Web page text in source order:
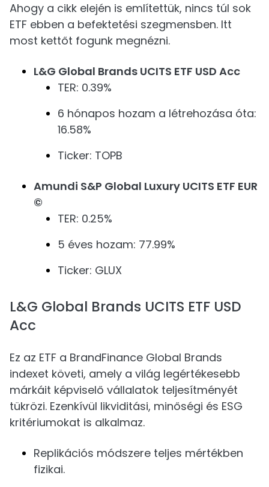
Ahogy a cikk elején is említettük, nincs túl sok
ETF ebben a befektetési szegmensben. Itt
most kettőt fogunk megnézni.
L&G Global Brands UCITS ETF USD Acc
TER: 0.39%
6 hónapos hozam a létrehozása óta:
16.58%
Ticker: TOPB
Amundi S&P Global Luxury UCITS ETF EUR
©
TER: 0.25%
5 éves hozam: 77.99%
Ticker: GLUX
L&G Global Brands UCITS ETF USD
Acc
Ez az ETF a BrandFinance Global Brands
indexet követi, amely a világ legértékesebb
márkáit képviselő vállalatok teljesítményét
tükrözi. Ezenkívül likviditási, minőségi és ESG
kritériumokat is alkalmaz.
Replikációs módszere teljes mértékben
fizikai.